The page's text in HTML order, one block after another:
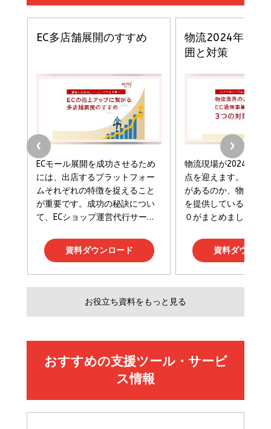
ドリルを売るには穴を売れ
Brand Shift(ブランド・シフト): 「信頼」で選ばれ
る時代の成長戦略
￥2,420
マーケティングの真実 P&G・グリコで学んだ失敗
と成長の法則
￥2,200
Amazonランキングをもっと見る
￥1,100
anan(アンアン)2026/07/08号 No.2502[2026
年後半、あなたの恋と運命／山田涼介]
￥880
ママ投資家が育休中に１億貯めた株式投資
￥1,870
組織の成果を最大化する ルールのデザイン
￥1,980
Amazonランキングをもっと見る
￥2,200
経営メモ 16年の起業家人生で得た知見
影響力の武器［新版］：人を動かす七つの原理
￥3,190
フィードバック経営 「沈黙の組織」から「高め合う
組織」へ
Amazonランキングをもっと見る